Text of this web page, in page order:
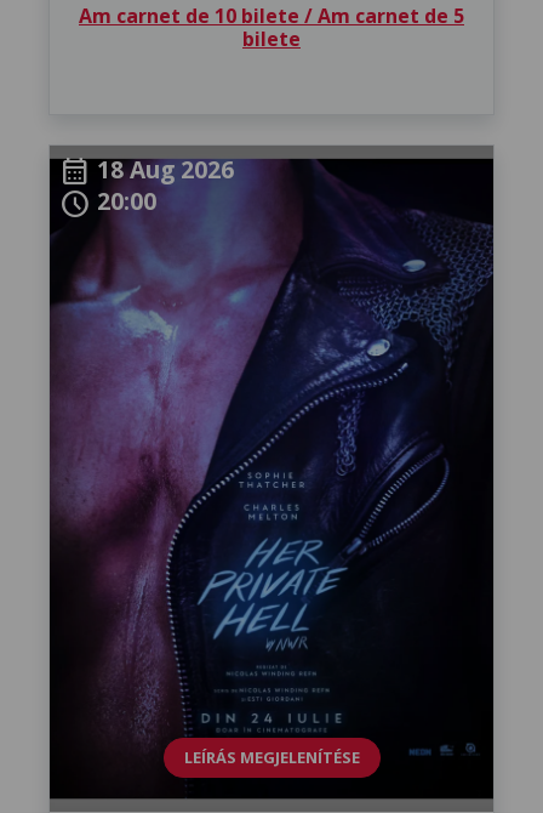
Am carnet de 10 bilete / Am carnet de 5
bilete
calendar_month18 Aug 2026
schedule 20:00
LEÍRÁS MEGJELENÍTÉSE